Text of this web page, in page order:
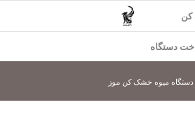
کن
دستگاه
دستگاه میوه خشک کن موز